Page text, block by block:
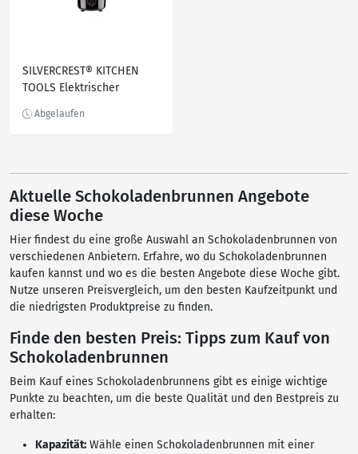
SILVERCREST® KITCHEN
TOOLS Elektrischer
A2«, mit 3 Ebenen
Aktuelle Schokoladenbrunnen Angebote
diese Woche
Hier findest du eine große Auswahl an Schokoladenbrunnen von
verschiedenen Anbietern. Erfahre, wo du Schokoladenbrunnen
kaufen kannst und wo es die besten Angebote diese Woche gibt.
Nutze unseren Preisvergleich, um den besten Kaufzeitpunkt und
die niedrigsten Produktpreise zu finden.
Finde den besten Preis: Tipps zum Kauf von
Schokoladenbrunnen
Beim Kauf eines Schokoladenbrunnens gibt es einige wichtige
Punkte zu beachten, um die beste Qualität und den Bestpreis zu
erhalten:
Kapazität: Wähle einen Schokoladenbrunnen mit einer